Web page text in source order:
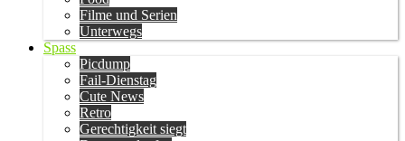
Filme und Serien
Unterwegs
Spass
Picdump
Fail-Dienstag
Cute News
Retro
Gerechtigkeit siegt